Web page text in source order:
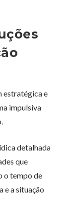
estratégica e
impulsiva
detalhada
que
o tempo de
e a situação